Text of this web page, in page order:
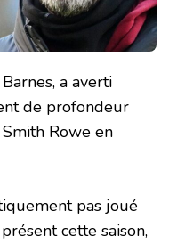
a averti
de profondeur
Smith Rowe en
pas joué
cette saison,